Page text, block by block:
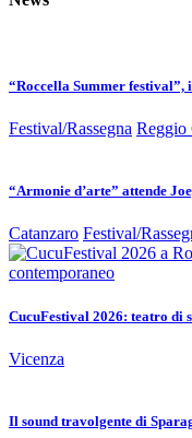
“Roccella Summer festival”,
Festival/Rassegna Reggio
“Armonie d’arte” attende
Catanzaro Festival/
CucuFestival 2026: teatro di
Vicenza
Il sound travolgente di